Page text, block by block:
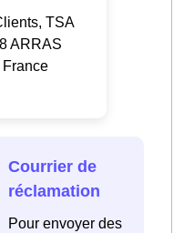
TSA
ARRAS
Courrier de
réclamation
Pour envoyer des